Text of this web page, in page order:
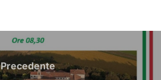
Precedente
Precedente